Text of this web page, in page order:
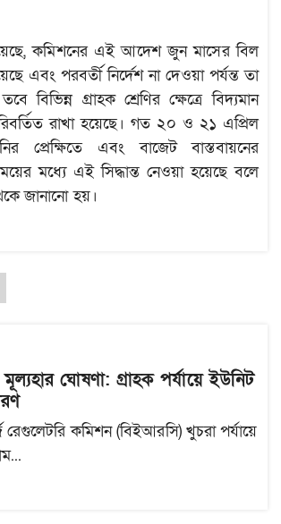
কমিশনের এই আদেশ জুন মাসের বিল
এবং পরবর্তী নির্দেশ না দেওয়া পর্যন্ত তা
বিভিন্ন গ্রাহক শ্রেণির ক্ষেত্রে বিদ্যমান
রাখা হয়েছে। গত ২০ ও ২১ এপ্রিল
প্রেক্ষিতে এবং বাজেট বাস্তবায়নের
মধ্যে এই সিদ্ধান্ত নেওয়া হয়েছে বলে
জানানো হয়।
ঘোষণা: গ্রাহক পর্যায়ে ইউনিট
রেগুলেটরি কমিশন (বিইআরসি) খুচরা পর্যায়ে